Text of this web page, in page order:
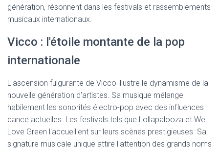
génération, résonnent dans les festivals et rassemblements
musicaux internationaux.
Vicco : l'étoile montante de la pop
internationale
L'ascension fulgurante de Vicco illustre le dynamisme de la
nouvelle génération d'artistes. Sa musique mélange
habilement les sonorités électro-pop avec des influences
dance actuelles. Les festivals tels que Lollapalooza et We
Love Green l'accueillent sur leurs scènes prestigieuses. Sa
signature musicale unique attire l'attention des grands noms